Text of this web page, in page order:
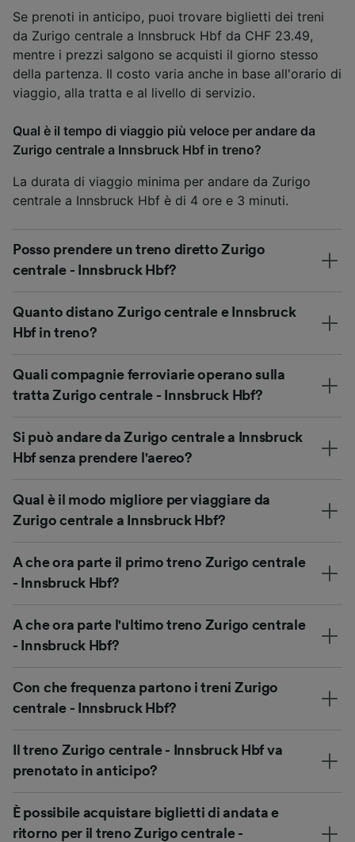
Se prenoti in anticipo, puoi trovare biglietti dei treni
da Zurigo centrale a Innsbruck Hbf da CHF 23.49,
mentre i prezzi salgono se acquisti il giorno stesso
della partenza. Il costo varia anche in base all'orario di
viaggio, alla tratta e al livello di servizio.
Qual è il tempo di viaggio più veloce per andare da
Zurigo centrale a Innsbruck Hbf in treno?
La durata di viaggio minima per andare da Zurigo
centrale a Innsbruck Hbf è di 4 ore e 3 minuti.
Posso prendere un treno diretto Zurigo
centrale - Innsbruck Hbf?
Quanto distano Zurigo centrale e Innsbruck
Hbf in treno?
Quali compagnie ferroviarie operano sulla
tratta Zurigo centrale - Innsbruck Hbf?
Si può andare da Zurigo centrale a Innsbruck
Hbf senza prendere l'aereo?
Qual è il modo migliore per viaggiare da
Zurigo centrale a Innsbruck Hbf?
A che ora parte il primo treno Zurigo centrale
- Innsbruck Hbf?
A che ora parte l'ultimo treno Zurigo centrale
- Innsbruck Hbf?
Con che frequenza partono i treni Zurigo
centrale - Innsbruck Hbf?
Il treno Zurigo centrale - Innsbruck Hbf va
prenotato in anticipo?
È possibile acquistare biglietti di andata e
ritorno per il treno Zurigo centrale -